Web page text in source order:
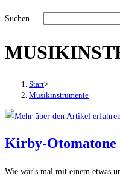
Suchen …
den
das
aus-
einzuklappen
Start>
Musikinstrumente
Kirby-Otomatone
Wie wär's mal mit einem etwas